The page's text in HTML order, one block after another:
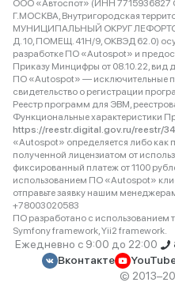
ООО «Автоспот» (ИНН 7715936827
Г.МОСКВА, Внутригородская
МУНИЦИПАЛЬНЫЙ ОКРУГ
Д. 10, ПОМЕЩ. 41Н/9, ОКВЭД 62.0)
разработке ПО «Autospot» и
Приказу Минцифры от 08.10.22, вид
ПО «Autospot» — исключительные
свидетельство о регистрации
Реестр программ для ЭВМ,
Функциональные характеристики
https://reestr.digital.gov.ru/reestr/
«Autospot» определяется либо как
полученной лицензиатом от
фиксированный платеж от 1100
использованием ПО «Autospot»
отправьте заявку нашим
+78003020583
ПО разработано с использованием
Symfony framework, Yii2 framework.
Ежедневно с 9:00 до 22:00
Вконтакте
©